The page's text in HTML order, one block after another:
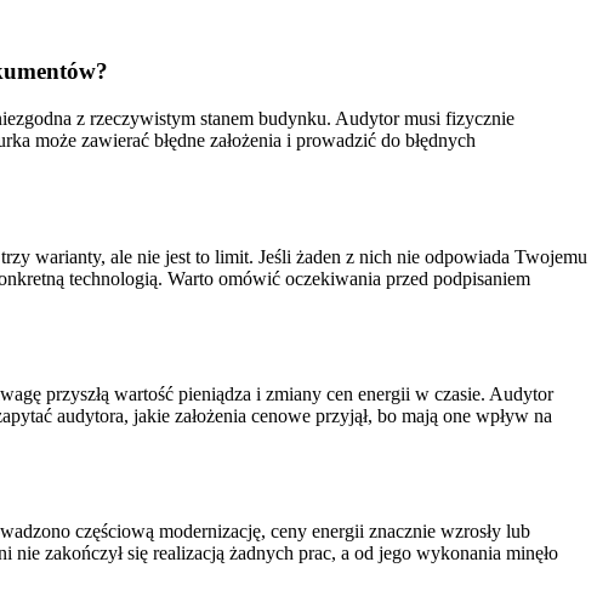
z rzeczywistym stanem budynku. Audytor musi fizycznie
może zawierać błędne założenia i prowadzić do błędnych
warianty, ale nie jest to limit. Jeśli żaden z nich nie odpowiada Twojemu
technologią. Warto omówić oczekiwania przed podpisaniem
przyszłą wartość pieniądza i zmiany cen energii w czasie. Audytor
audytora, jakie założenia cenowe przyjął, bo mają one wpływ na
częściową modernizację, ceny energii znacznie wzrosły lub
zakończył się realizacją żadnych prac, a od jego wykonania minęło